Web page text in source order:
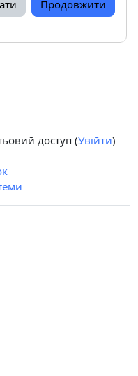
Продовжити
доступ (Увійти)